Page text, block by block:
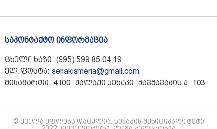
საკონტაქტო ინფორმაცია
ცხელი ხაზი: (995) 599 85 04 19
ელ.ფოსტა: senakismeria@gmail.com
მისამართი: 4100, ქალაქი სენაკი, ჭავჭავაძის ქ. 103
© ყველა უფლება დაცულია. სენაკის მუნიციპალიტეტი